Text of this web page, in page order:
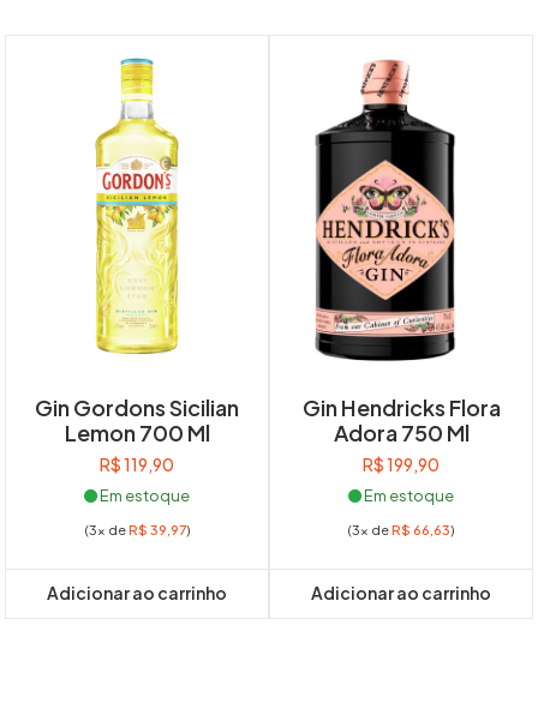
Gin Gordons Sicilian
Lemon 700 Ml
R$119,90
Em estoque
(3x deR$ 39,97)
Adicionar ao carrinho
Gin Hendricks Flora
Adora 750 Ml
R$199,90
Em estoque
(3x deR$ 66,63)
Adicionar ao carrinho